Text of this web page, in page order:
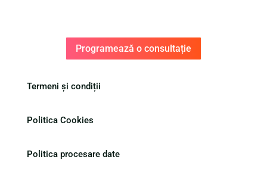
Programează o consultație
Termeni și condiții
Politica Cookies
Politica procesare date